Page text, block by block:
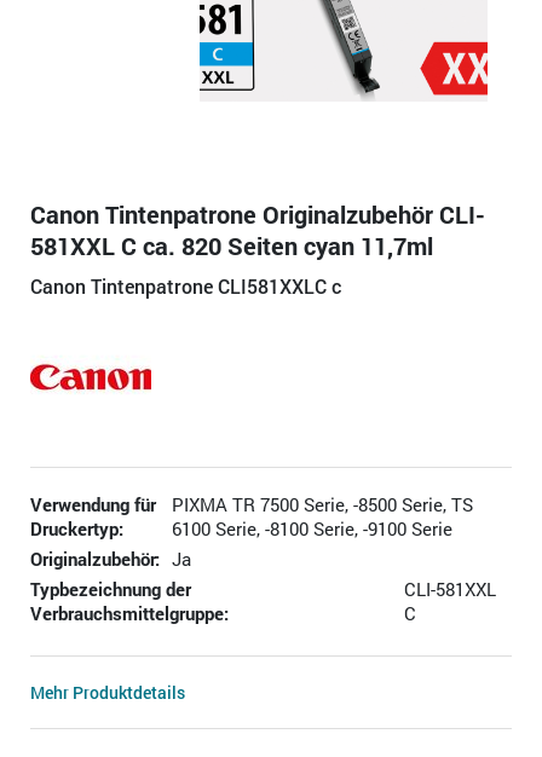
Canon Tintenpatrone Originalzubehör CLI-
581XXL C ca. 820 Seiten cyan 11,7ml
Canon Tintenpatrone CLI581XXLC c
Verwendung für
Druckertyp:
PIXMA TR 7500 Serie, -8500 Serie, TS
6100 Serie, -8100 Serie, -9100 Serie
Originalzubehör: Ja
Typbezeichnung der
Verbrauchsmittelgruppe:
CLI-581XXL
C
Mehr Produktdetails